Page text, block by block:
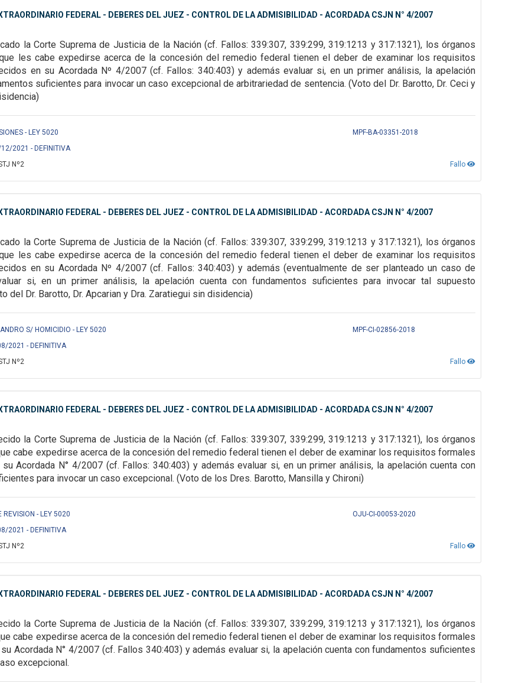
FEDERAL - DEBERES DEL JUEZ - CONTROL DE LA ADMISIBILIDAD - ACORDADA CSJN N° 4/2007
la Corte Suprema de Justicia de la Nación (cf. Fallos:339:307, 339:299, 319:1213 y 317:1321), los órganos
les cabe expedirseacerca de la concesión del remedio federal tienen el deber de examinar los requisitos
en su Acordada Nº 4/2007 (cf. Fallos: 340:403) y además evaluar si, en un primeranálisis, la apelación
suficientes para invocar un caso excepcional dearbitrariedad de sentencia. (Voto del Dr. Barotto, Dr. Ceci y
- LEY 5020
MPF-BA-03351-2018
2021 - DEFINITIVA
Fallo
Nº2
FEDERAL - DEBERES DEL JUEZ - CONTROL DE LA ADMISIBILIDAD - ACORDADA CSJN N° 4/2007
la Corte Suprema de Justicia de la Nación (cf. Fallos: 339:307, 339:299, 319:1213 y 317:1321), los órganos
les cabe expedirse acerca de la concesión del remedio federal tienen el deber de examinar los requisitos
en su Acordada Nº 4/2007 (cf. Fallos: 340:403) y además (eventualmente de ser planteado un caso de
si, en un primer análisis, la apelación cuenta con fundamentos suficientes para invocar tal supuesto
del Dr. Barotto, Dr. Apcarian y Dra. Zaratiegui sin disidencia)
S/ HOMICIDIO - LEY 5020
MPF-CI-02856-2018
2021 - DEFINITIVA
Fallo
Nº2
FEDERAL - DEBERES DEL JUEZ - CONTROL DE LA ADMISIBILIDAD - ACORDADA CSJN N° 4/2007
la Corte Suprema de Justicia de la Nación (cf. Fallos: 339:307, 339:299, 319:1213 y 317:1321), los órganos
cabe expedirse acerca de la concesión del remedio federal tienen el deber de examinar los requisitos formales
su Acordada N° 4/2007 (cf. Fallos: 340:403) y además evaluar si, en un primer análisis, la apelación cuenta con
para invocar un caso excepcional. (Voto de los Dres. Barotto, Mansilla y Chironi)
REVISION - LEY 5020
OJU-CI-00053-2020
2021 - DEFINITIVA
Fallo
Nº2
FEDERAL - DEBERES DEL JUEZ - CONTROL DE LA ADMISIBILIDAD - ACORDADA CSJN N° 4/2007
la Corte Suprema de Justicia de la Nación (cf. Fallos: 339:307, 339:299, 319:1213 y 317:1321), los órganos
cabe expedirse acerca de la concesión del remedio federal tienen el deber de examinar los requisitos formales
Acordada N° 4/2007 (cf. Fallos 340:403) y además evaluar si, la apelación cuenta con fundamentos suficientes
excepcional.